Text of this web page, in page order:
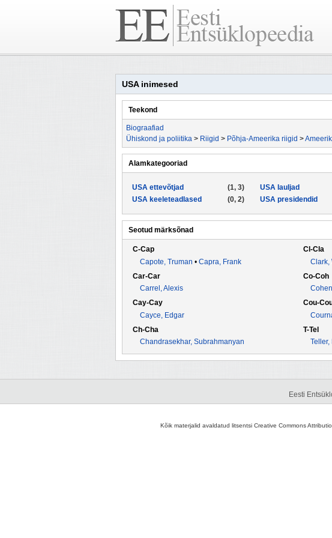
USA inimesed
Teekond
Biograafiad
Ühiskond ja poliitika > Riigid > Põhja-Ameerika riigid >
Alamkategooriad
(1, 3)
USA ettevõtjad
(0, 2)
USA keeleteadlased
USA lauljad
USA presidendid
Seotud märksõnad
C-Cap
Capote, Truman • Capra, Frank
Car-Car
Carrel, Alexis
Cay-Cay
Cayce, Edgar
Ch-Cha
Chandrasekhar, Subrahmanyan
Cl-Cla
Clark,
Co-Coh
Cou-
T-Tel
Teller,
Eesti
Kõik materjalid avaldatud litsentsi Creative Commons